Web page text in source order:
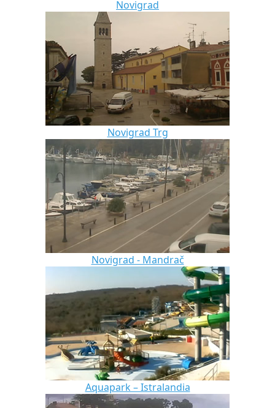
Novigrad
Novigrad Trg
Novigrad - Mandrač
Aquapark – Istralandia